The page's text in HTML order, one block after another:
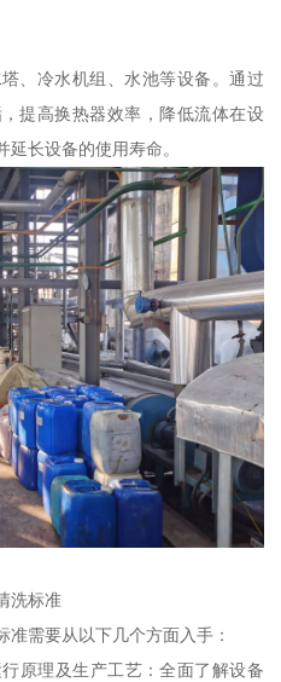
、冷水机组、水池等设备。通过
提高换热器效率，降低流体在设
长设备的使用寿命。
洗标准
需要从以下几个方面入手：
原理及生产工艺：全面了解设备